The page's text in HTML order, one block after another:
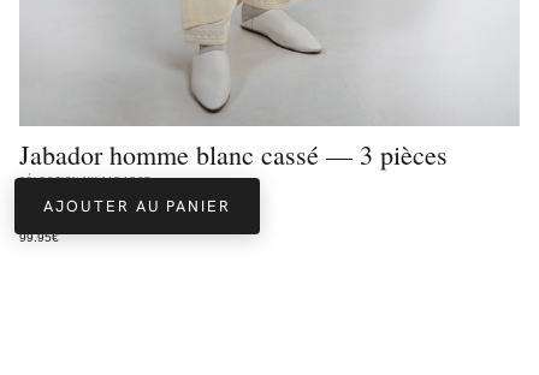
AJOUTER AU PANIER
Jabador homme blanc cassé — 3 pièces
SÉLECTION MY-JABADOR
DÉCOUVRIR
99.95€